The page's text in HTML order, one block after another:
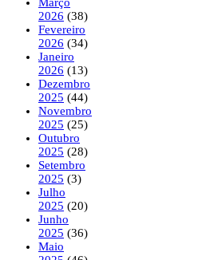
2026 (38)
Fevereiro
2026 (34)
Janeiro
2026 (13)
Dezembro
2025 (44)
Novembro
2025 (25)
Outubro
2025 (28)
Setembro
2025 (3)
Julho
2025 (20)
Junho
2025 (36)
Maio